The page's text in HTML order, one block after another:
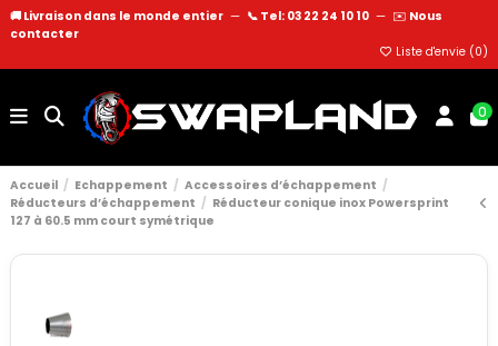
🚚 Livraison dans le monde entier — 📞 Tel: 03 22 24 10 10 — ✉️ Nous
contacter
Liste d'envie (0)
0
Accueil Echappement
Accessoires d’échappement
Réducteurs d’échappement
Réducteur conique inox Powersprint
127 à 60.5 mm court symétrique